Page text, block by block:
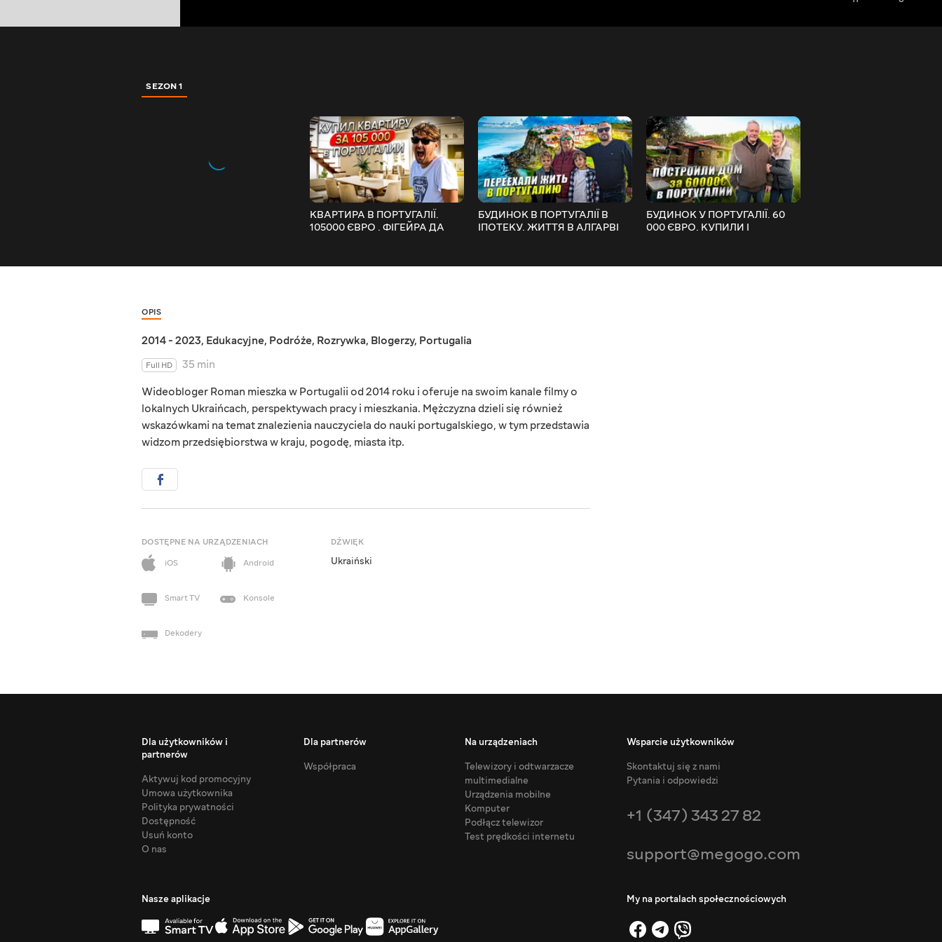
SEZON 1
КВАРТИРА В ПОРТУГАЛІЇ.
105000 ЄВРО . ФІГЕЙРА ДА
БУДИНОК В ПОРТУГАЛІЇ В
ІПОТЕКУ. ЖИТТЯ В АЛГАРВІ
БУДИНОК У ПОРТУГАЛІЇ. 60
000 ЄВРО. КУПИЛИ І
OPIS
2014 - 2023, Edukacyjne, Podróże, Rozrywka, Blogerzy, Portugalia
Full HD
35 min
Wideobloger Roman mieszka w Portugalii od 2014 roku i oferuje na swoim kanale filmy o
lokalnych Ukraińcach, perspektywach pracy i mieszkania. Mężczyzna dzieli się również
wskazówkami na temat znalezienia nauczyciela do nauki portugalskiego, w tym przedstawia
widzom przedsiębiorstwa w kraju, pogodę, miasta itp.
DOSTĘPNE NA URZĄDZENIACH
iOS
Android
Smart TV Konsole
Dekodery
DŹWIĘK
Ukraiński
Dla użytkowników i
partnerów
Aktywuj kod promocyjny
Umowa użytkownika
Polityka prywatności
Dostępność
Usuń konto
O nas
Dla partnerów
Współpraca
Na urządzeniach
Telewizory i odtwarzacze
multimedialne
Urządzenia mobilne
Komputer
Podłącz telewizor
Test prędkości internetu
Wsparcie użytkowników
Skontaktuj się z nami
Pytania i odpowiedzi
+1 (347) 343 27 82
support@megogo.com
Nasze aplikacje My na portalach społecznościowych